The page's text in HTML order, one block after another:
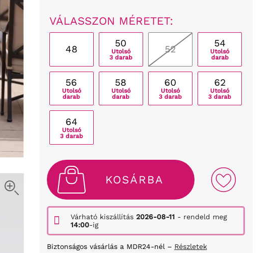
VÁLASSZON MÉRETET:
48
50
Utolsó
3 darab
52
54
Utolsó
darab
56
Utolsó
darab
58
Utolsó
darab
60
Utolsó
3 darab
62
Utolsó
3 darab
64
Utolsó
3 darab
KOSÁRBA
Várható kiszállítás 2026-08-11 - rendeld meg
14:00-ig
Biztonságos vásárlás a MDR24-nél – Részletek